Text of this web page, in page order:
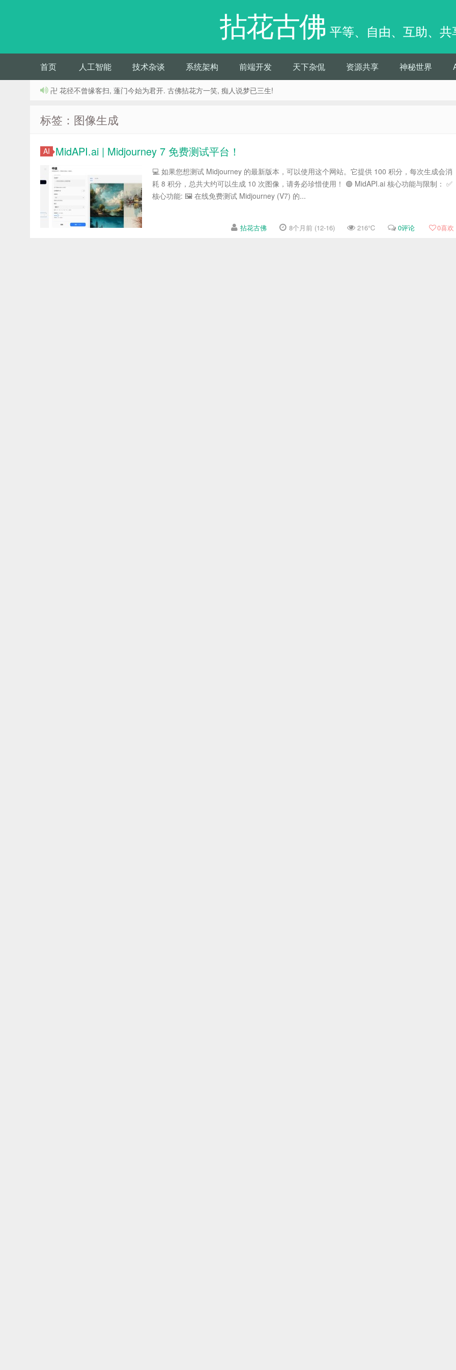
拈花古佛 平等、自由、互助、共
首页 人工智能 技术杂谈 系统架构 前端开发 天下杂侃 资源共享 神秘世界
卍 花径不曾缘客扫, 蓬门今始为君开. 古佛拈花方一笑, 痴人说梦已三生!
标签：图像生成
AI MidAPI.ai | Midjourney 7 免费测试平台！
💻 如果您想测试 Midjourney 的最新版本，可以使用这个网站。它提供 100 积分，每次生成会消
耗 8 积分，总共大约可以生成 10 次图像，请务必珍惜使用！ 🟢 MidAPI.ai 核心功能与限制： ✅
核心功能: 🖼 在线免费测试 Midjourney (V7) 的...
拈花古佛 8个月前 (12-16) 216℃ 0评论 0喜欢